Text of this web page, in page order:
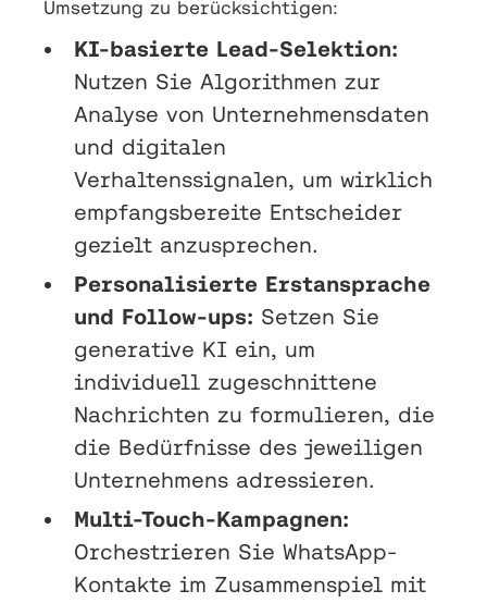
Umsetzung zu berücksichtigen:
KI-basierte Lead-Selektion:
Nutzen Sie Algorithmen zur
Analyse von Unternehmensdaten
und digitalen
Verhaltenssignalen, um wirklich
empfangsbereite Entscheider
gezielt anzusprechen.
Personalisierte Erstansprache
und Follow-ups: Setzen Sie
generative KI ein, um
individuell zugeschnittene
Nachrichten zu formulieren, die
die Bedürfnisse des jeweiligen
Unternehmens adressieren.
Multi-Touch-Kampagnen:
Orchestrieren Sie WhatsApp-
Kontakte im Zusammenspiel mit